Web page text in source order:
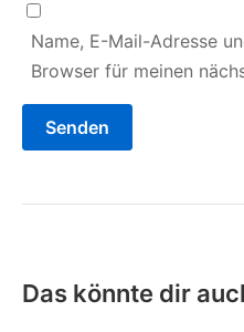
Name, E-Mail-Adresse
Browser für meinen
Das könnte dir